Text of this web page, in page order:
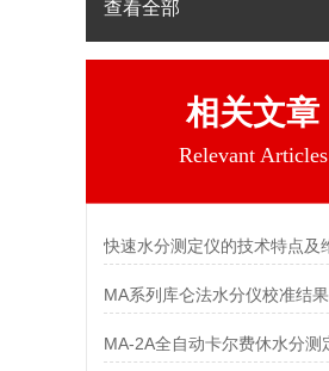
查看全部
相关文章
Relevant Articles